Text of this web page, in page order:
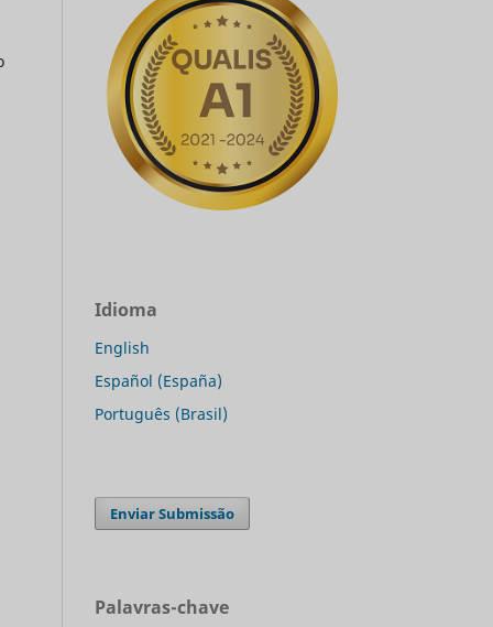
Idioma
English
Español (España)
Português (Brasil)
Enviar Submissão
Palavras-chave